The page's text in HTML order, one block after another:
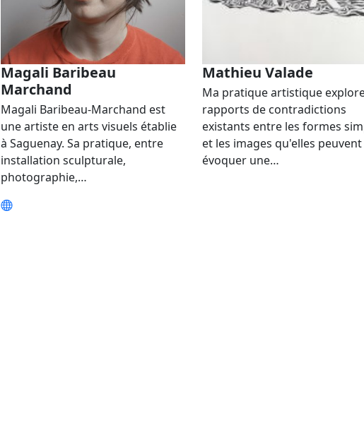
Magali Baribeau
Marchand
Magali Baribeau-Marchand est
une artiste en arts visuels établie
à Saguenay. Sa pratique, entre
installation sculpturale,
photographie,…
Mathieu Valade
Ma pratique artistique
rapports de contradictions
existants entre les formes
et les images qu'elles peuvent
évoquer une…